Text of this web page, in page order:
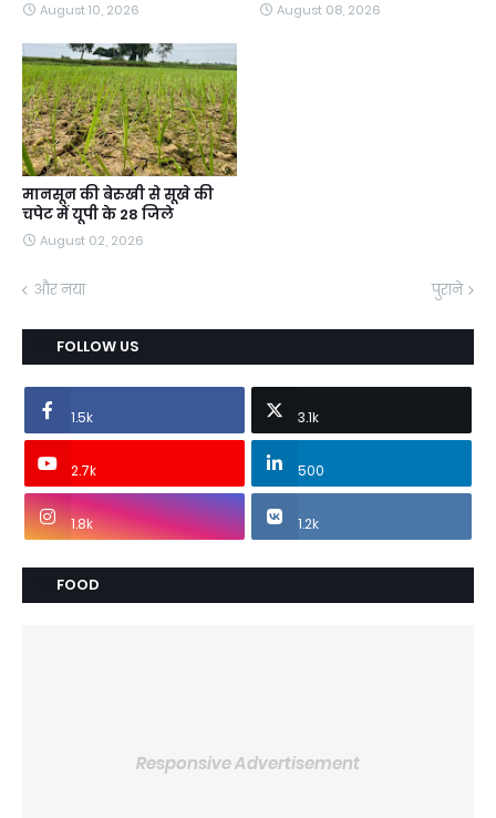
August 10, 2026 August 08, 2026
मानसून की बेरुखी से सूखे की
चपेट में यूपी के 28 जिले
August 02, 2026
और नया पुराने
FOLLOW US
1.5k 3.1k
2.7k 500
1.8k 1.2k
FOOD
Responsive Advertisement